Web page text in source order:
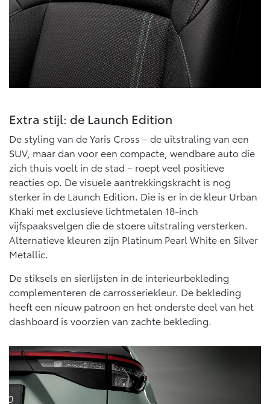
Extra stijl: de Launch Edition
De styling van de Yaris Cross – de uitstraling van een
SUV, maar dan voor een compacte, wendbare auto die
zich thuis voelt in de stad – roept veel positieve
reacties op. De visuele aantrekkingskracht is nog
sterker in de Launch Edition. Die is er in de kleur Urban
Khaki met exclusieve lichtmetalen 18-inch
vijfspaaksvelgen die de stoere uitstraling versterken.
Alternatieve kleuren zijn Platinum Pearl White en Silver
Metallic.
De stiksels en sierlijsten in de interieurbekleding
complementeren de carrosseriekleur. De bekleding
heeft een nieuw patroon en het onderste deel van het
dashboard is voorzien van zachte bekleding.